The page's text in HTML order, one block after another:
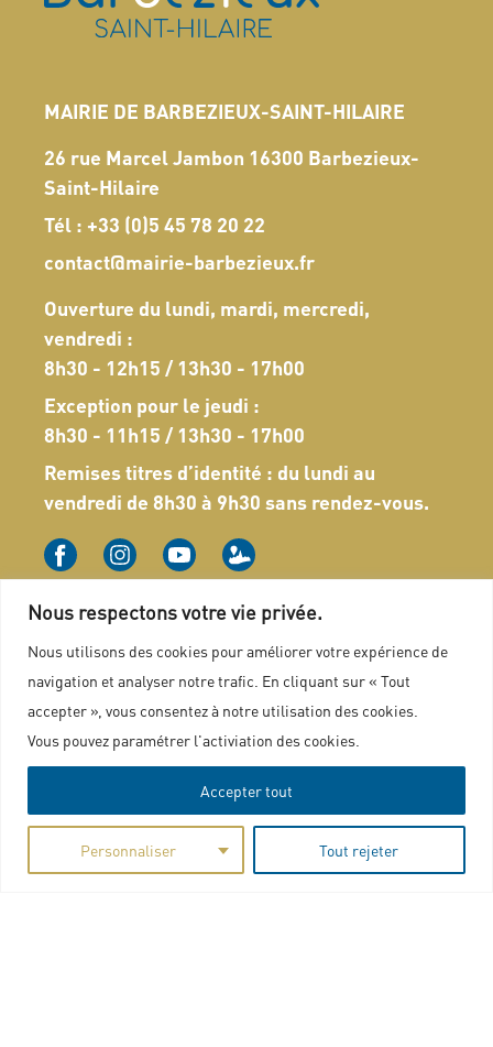
Nous respectons votre vie privée.
Nous utilisons des cookies pour améliorer votre expérience de
navigation et analyser notre trafic. En cliquant sur « Tout
accepter », vous consentez à notre utilisation des cookies.
Vous pouvez paramétrer l'activiation des cookies.
Personnaliser Tout rejeter
Accepter tout
MAIRIE DE BARBEZIEUX-SAINT-HILAIRE
26 rue Marcel Jambon 16300 Barbezieux-
Saint-Hilaire
Tél : +33 (0)5 45 78 20 22
contact@mairie-barbezieux.fr
Ouverture du lundi, mardi, mercredi,
vendredi :
8h30 - 12h15 / 13h30 - 17h00
Exception pour le jeudi :
8h30 - 11h15 / 13h30 - 17h00
Remises titres d’identité : du lundi au
vendredi de 8h30 à 9h30 sans rendez-vous.
Nous contacter
Plan du site
Marchés publics
Mentions légales